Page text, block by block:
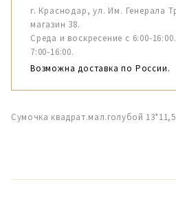
г. Краснодар, ул. Им. Генерала
магазин 38.
Среда и воскресение с 6:00-
7:00-16:00.
Возможна доставка по России.
Сумочка квадрат.мал.голубой